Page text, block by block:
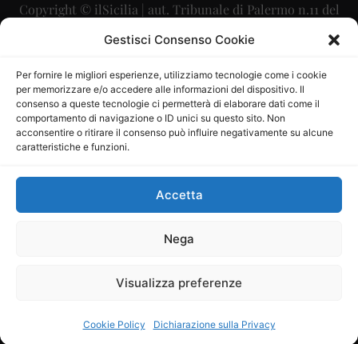
Gestisci Consenso Cookie
Per fornire le migliori esperienze, utilizziamo tecnologie come i cookie
per memorizzare e/o accedere alle informazioni del dispositivo. Il
consenso a queste tecnologie ci permetterà di elaborare dati come il
comportamento di navigazione o ID unici su questo sito. Non
acconsentire o ritirare il consenso può influire negativamente su alcune
caratteristiche e funzioni.
Accetta
Nega
Visualizza preferenze
Cookie Policy Dichiarazione sulla Privacy
Copyright © ilSicilia | aut. Tribunale di Palermo n.11 del
29/09/2015
Direttore Editoriale: Maurizio Scaglione
Direttore Responsabile: Maria Calabrese
P.IVA: 06334930820
Mercurio Comunicazione Società Cooperativa a r.l. è
iscritta al Registro degli Operatori di Comunicazione al
Sito gestito daLa Digitale srl–info@ladigitale.it